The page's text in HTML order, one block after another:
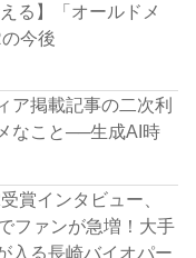
る】「オールドメ
今後
ア掲載記事の二次利
なこと──生成AI時
賞インタビュー、
ファンが急増！大手
入る長崎バイオパー